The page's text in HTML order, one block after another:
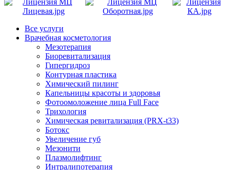
Все услуги
Врачебная косметология
Мезотерапия
Биоревитализация
Гипергидроз
Контурная пластика
Химический пилинг
Капельницы красоты и здоровья
Фотоомоложение лица Full Face
Трихология
Химическая ревитализация (PRX-t33)
Ботокс
Увеличение губ
Мезонити
Плазмолифтинг
Интралипотерапия